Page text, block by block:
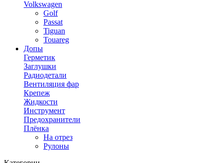
Volkswagen
Golf
Passat
Tiguan
Touareg
Допы
Герметик
Заглушки
Радиодетали
Вентиляция фар
Крепеж
Жидкости
Инструмент
Предохранители
Плёнка
На отрез
Рулоны